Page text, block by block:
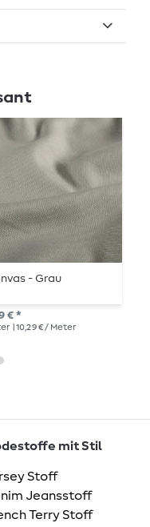
- Grau
€ *
| 10,29 € / Meter
mit Stil
Stoff
Jeansstoff
Terry Stoff